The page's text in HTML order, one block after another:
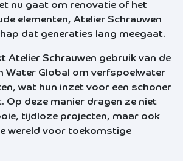
nu gaat om renovatie of het
elementen, Atelier Schrauwen
dat generaties lang meegaat.
Atelier Schrauwen gebruik van de
Water Global om verfspoelwater
wat hun inzet voor een schoner
Op deze manier dragen ze niet
tijdloze projecten, maar ook
wereld voor toekomstige